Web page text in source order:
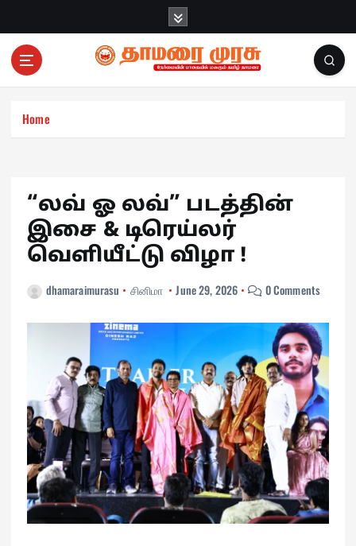
Home
“லவ் ஓ லவ்” படத்தின்
இசை & டிரெய்லர்
வெளியீட்டு விழா !
dhamaraimurasu சினிமா June 29, 2026 0 Comments